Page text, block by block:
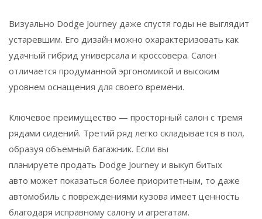
Визуально Dodge Journey даже спустя годы не выглядит
устаревшим. Его дизайн можно охарактеризовать как
удачный гибрид универсала и кроссовера. Салон
отличается продуманной эргономикой и высоким
уровнем оснащения для своего времени.
Ключевое преимущество — просторный салон с тремя
рядами сидений. Третий ряд легко складывается в пол,
образуя объемный багажник. Если вы
планируете продать Dodge Journey и выкуп битых
авто может показаться более приоритетным, то даже
автомобиль с повреждениями кузова имеет ценность
благодаря исправному салону и агрегатам.